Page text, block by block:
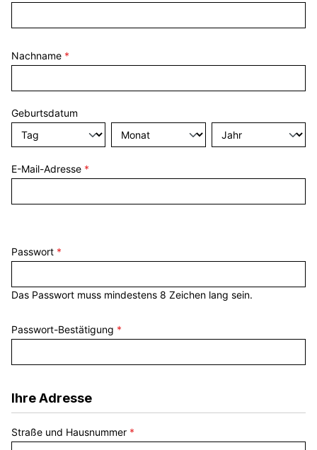
Nachname *
Geburtsdatum
E-Mail-Adresse *
Passwort *
Das Passwort muss mindestens 8 Zeichen lang sein.
Passwort-Bestätigung *
Ihre Adresse
Straße und Hausnummer *